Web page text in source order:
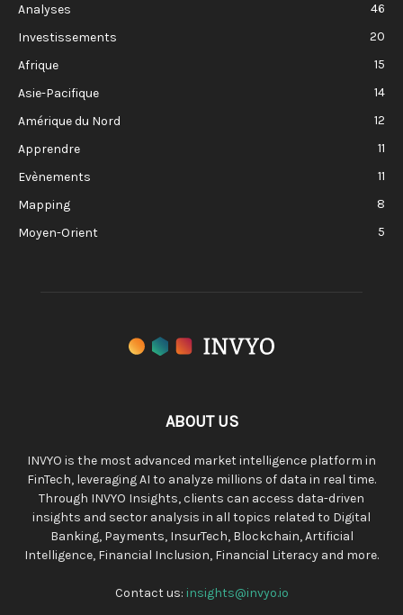
Analyses
46
Investissements
20
Afrique
15
Asie-Pacifique
14
Amérique du Nord
12
Apprendre
11
Evènements
11
Mapping
8
Moyen-Orient
5
ABOUT US
INVYO is the most advanced market intelligence platform in
FinTech, leveraging AI to analyze millions of data in real time.
Through INVYO Insights, clients can access data-driven
insights and sector analysis in all topics related to Digital
Banking, Payments, InsurTech, Blockchain, Artificial
Intelligence, Financial Inclusion, Financial Literacy and more.
Contact us: insights@invyo.io